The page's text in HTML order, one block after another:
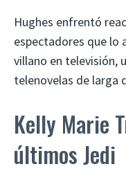
Hughes enfrentó
espectadores que lo
villano en televisión,
telenovelas de larga
Kelly Marie
últimos Jedi